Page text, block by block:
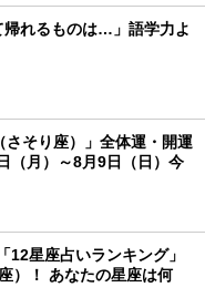
れるものは…」語学力よ
そり座）」全体運・開運
（月）～8月9日（日）今
12星座占いランキング」
）！ あなたの星座は何